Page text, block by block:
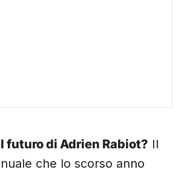
futuro di Adrien Rabiot? Il
che lo scorso anno